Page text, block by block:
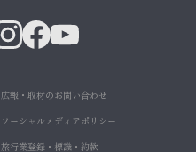
広報・取材のお問い合わせ
ソーシャルメディアポリシー
旅行業登録・標識・約款